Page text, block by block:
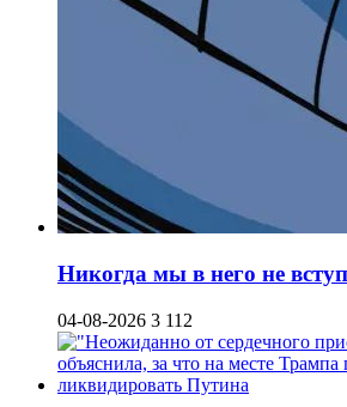
Никогда мы в него не
04-08-2026 3 112